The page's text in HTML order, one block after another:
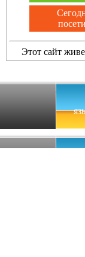
Этот сайт